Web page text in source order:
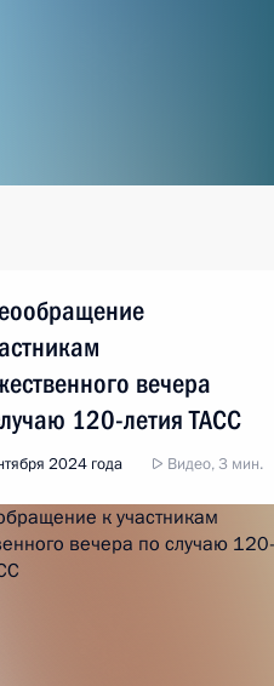
вечера
120-летия ТАСС
2024 года Видео, 3 мин.